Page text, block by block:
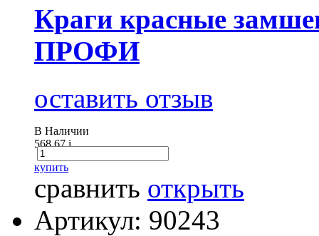
Краги красные
ПРОФИ
оставить отзыв
В Наличии
568.67i
купить
сравнить открыть
Артикул: 90243